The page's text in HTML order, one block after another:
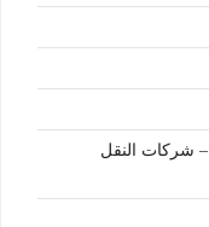
Egypt tourism transportation companies – شركات النقل